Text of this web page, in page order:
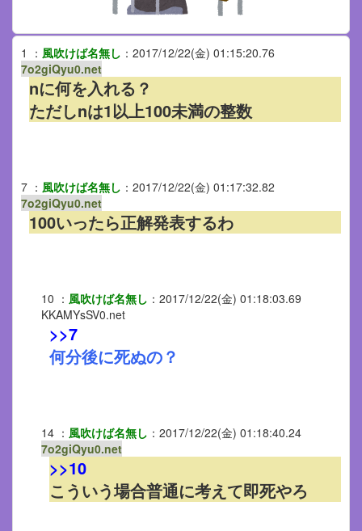
1 ： 風吹けば名無し ： 2017/12/22(金) 01:15:20.76
7o2giQyu0.net
nに何を入れる？
ただしnは1以上100未満の整数
7 ： 風吹けば名無し ： 2017/12/22(金) 01:17:32.82
7o2giQyu0.net
100いったら正解発表するわ
10 ： 風吹けば名無し ： 2017/12/22(金) 01:18:03.69
KKAMYsSV0.net
>>7
何分後に死ぬの？
14 ： 風吹けば名無し ： 2017/12/22(金) 01:18:40.24
7o2giQyu0.net
>>10
こういう場合普通に考えて即死やろ